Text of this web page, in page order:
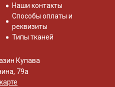
Наши контакты
Способы оплаты и
реквизиты
Типы тканей
Купава
79а